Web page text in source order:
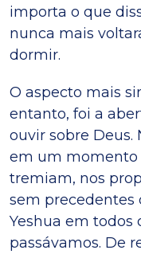
importa o que
nunca mais
dormir.
O aspecto mais
entanto, foi a
ouvir sobre Deus.
em um momento
tremiam, nos
sem precedentes
Yeshua em todos
passávamos. De